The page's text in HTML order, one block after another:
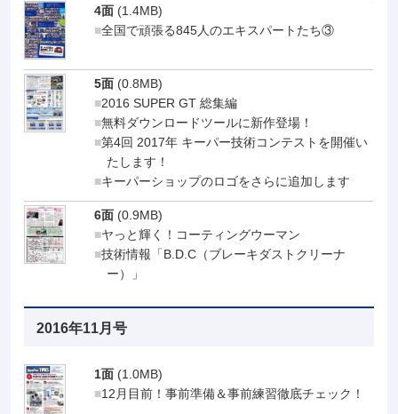
4面 (1.4MB)
全国で頑張る845人のエキスパートたち③
5面 (0.8MB)
2016 SUPER GT 総集編
無料ダウンロードツールに新作登場！
第4回 2017年 キーパー技術コンテストを開催い
たします！
キーパーショップのロゴをさらに追加します
6面 (0.9MB)
ヤっと輝く！コーティングウーマン
技術情報「B.D.C（ブレーキダストクリーナ
ー）」
2016年11月号
1面 (1.0MB)
12月目前！事前準備＆事前練習徹底チェック！